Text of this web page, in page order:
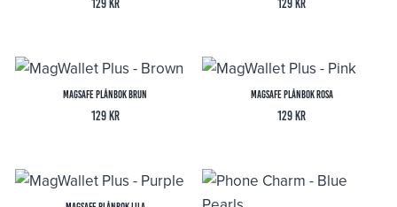
129 kr 129 kr
MagSafe Plånbok Brun
129 kr
MagSafe Plånbok Rosa
129 kr